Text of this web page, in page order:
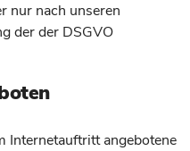
nur nach unseren
der der DSGVO
Internetauftritt angebotene